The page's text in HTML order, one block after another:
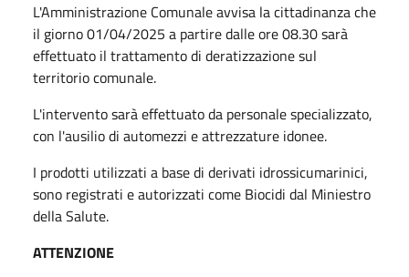
L'Amministrazione Comunale avvisa la cittadinanza che
il giorno 01/04/2025 a partire dalle ore 08.30 sarà
effettuato il trattamento di deratizzazione sul
territorio comunale.
L'intervento sarà effettuato da personale specializzato,
con l'ausilio di automezzi e attrezzature idonee.
I prodotti utilizzati a base di derivati idrossicumarinici,
sono registrati e autorizzati come Biocidi dal Miniestro
della Salute.
ATTENZIONE